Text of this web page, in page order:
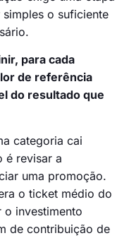
o suficiente
para cada
de referência
do resultado que
categoria cai
é revisar a
uma promoção.
o ticket médio do
o investimento
de contribuição de